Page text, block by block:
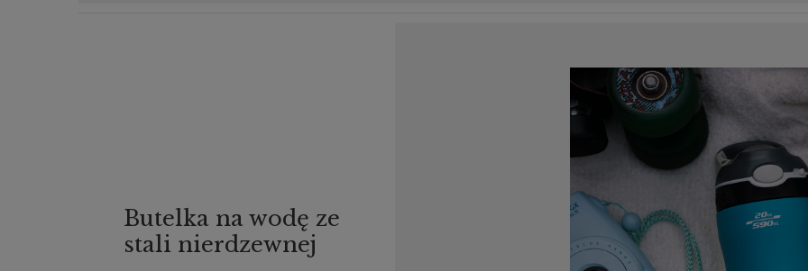
Butelka na wodę ze
stali nierdzewnej